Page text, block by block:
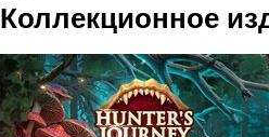
Коллекционное